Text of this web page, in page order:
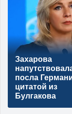
Захарова
посла
цитатой из
Булгакова